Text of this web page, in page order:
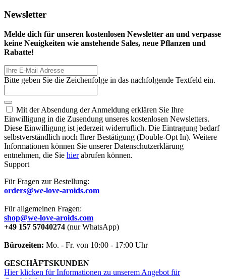
Newsletter
Melde dich für unseren kostenlosen Newsletter an und verpasse
keine Neuigkeiten wie anstehende Sales, neue Pflanzen und
Rabatte!
Bitte geben Sie die Zeichenfolge in das nachfolgende Textfeld ein.
Mit der Absendung der Anmeldung erklären Sie Ihre
Einwilligung in die Zusendung unseres kostenlosen Newsletters.
Diese Einwilligung ist jederzeit widerruflich. Die Eintragung bedarf
selbstverständlich noch Ihrer Bestätigung (Double-Opt In). Weitere
Informationen können Sie unserer Datenschutzerklärung
entnehmen, die Sie hierabrufen können.
Support
Für Fragen zur Bestellung:
orders@we-love-aroids.com
Für allgemeinen Fragen:
shop@we-love-aroids.com
+49 157 57040274 (nur WhatsApp)
Bürozeiten: Mo. - Fr. von 10:00 - 17:00 Uhr
GESCHÄFTSKUNDEN
Hier klicken für Informationen zu unserem Angebot für